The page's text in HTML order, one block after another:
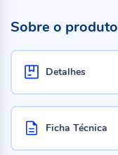
Sobre o produto
Detalhes
Ficha Técnica